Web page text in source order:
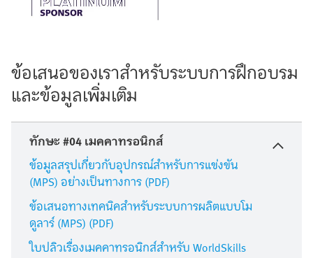
ข้อเสนอของเราสำหรับระบบการฝึกอบรม
และข้อมูลเพิ่มเติม
ทักษะ #04 เมคคาทรอนิกส์
ข้อมูลสรุปเกี่ยวกับอุปกรณ์สำหรับการแข่งขัน
(MPS) อย่างเป็นทางการ (PDF)
ข้อเสนอทางเทคนิคสำหรับระบบการผลิตแบบโม
ดูลาร์ (MPS) (PDF)
ใบปลิวเรื่องเมคคาทรอนิกส์สำหรับ WorldSkills